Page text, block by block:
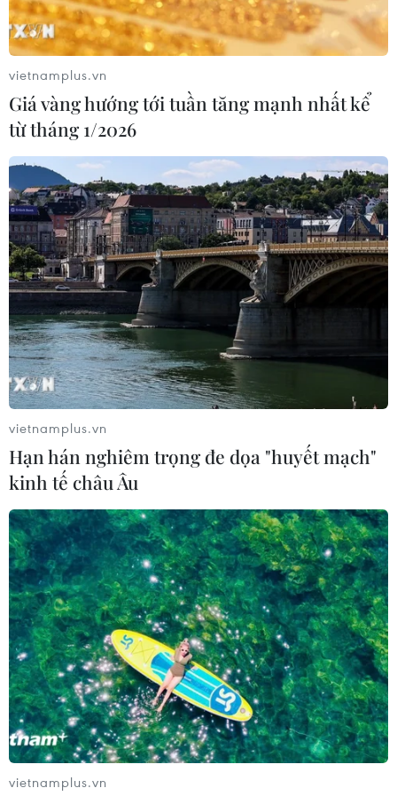
vietnamplus.vn
Giá vàng hướng tới tuần tăng mạnh nhất kể
từ tháng 1/2026
vietnamplus.vn
Hạn hán nghiêm trọng đe dọa "huyết mạch"
kinh tế châu Âu
vietnamplus.vn